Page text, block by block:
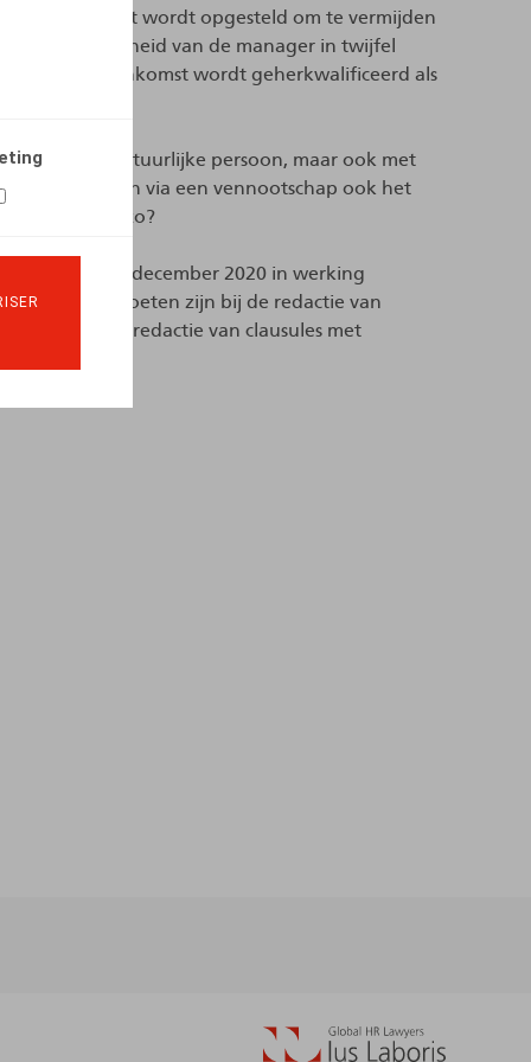
adequaat wordt opgesteld om te vermijden
zelfstandigheid van de manager in twijfel
wordt geherkwalificeerd als
met een natuurlijke persoon, maar ook met
contracteren via een vennootschap ook het
is dat wel zo?
wet die op 1 december 2020 in werking
aandacht moeten zijn bij de redactie van
de redactie van clausules met